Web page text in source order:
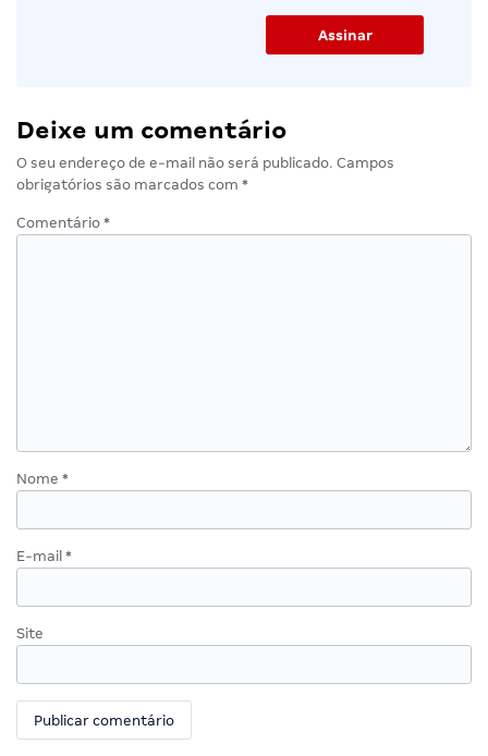
Deixe um comentário
O seu endereço de e-mail não será publicado. Campos
obrigatórios são marcados com *
Comentário *
Nome *
E-mail *
Site